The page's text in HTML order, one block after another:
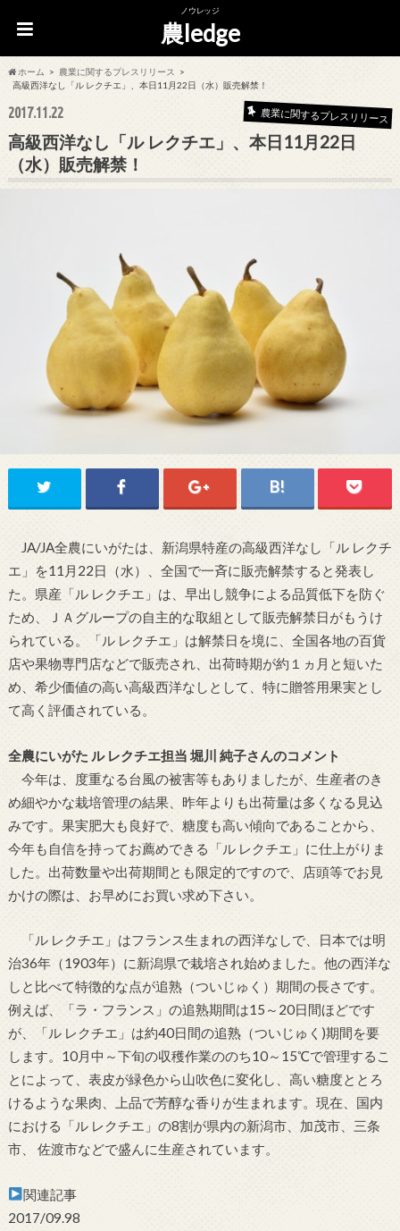
ノウレッジ
農ledge
ホーム
農業に関するプレスリリース
高級西洋なし「ル レクチエ」、本日11月22日（水）販売解禁！
2017.11.22 農業に関するプレスリリース
高級西洋なし「ル レクチエ」、本日11月22日
（水）販売解禁！
JA/JA全農にいがたは、新潟県特産の高級西洋なし「ル レクチ
エ」を11月22日（水）、全国で一斉に販売解禁すると発表し
た。県産「ル レクチエ」は、早出し競争による品質低下を防ぐ
ため、ＪＡグループの自主的な取組として販売解禁日がもうけ
られている。「ル レクチエ」は解禁日を境に、全国各地の百貨
店や果物専門店などで販売され、出荷時期が約１ヵ月と短いた
め、希少価値の高い高級西洋なしとして、特に贈答用果実とし
て高く評価されている。
全農にいがた ル レクチエ担当 堀川 純子さんのコメント
今年は、度重なる台風の被害等もありましたが、生産者のき
め細やかな栽培管理の結果、昨年よりも出荷量は多くなる見込
みです。果実肥大も良好で、糖度も高い傾向であることから、
今年も自信を持ってお薦めできる「ル レクチエ」に仕上がりま
した。出荷数量や出荷期間とも限定的ですので、店頭等でお見
かけの際は、お早めにお買い求め下さい。
「ル レクチエ」はフランス生まれの西洋なしで、日本では明
治36年（1903年）に新潟県で栽培され始めました。他の西洋な
しと比べて特徴的な点が追熟（ついじゅく）期間の長さです。
例えば、「ラ・フランス」の追熟期間は15～20日間ほどです
が、「ル レクチエ」は約40日間の追熟（ついじゅく)期間を要
します。10月中～下旬の収穫作業ののち10～15℃で管理するこ
とによって、表皮が緑色から山吹色に変化し、高い糖度ととろ
けるような果肉、上品で芳醇な香りが生まれます。現在、国内
における「ル レクチエ」の8割が県内の新潟市、加茂市、三条
市、 佐渡市などで盛んに生産されています。
関連記事
2017/09.98